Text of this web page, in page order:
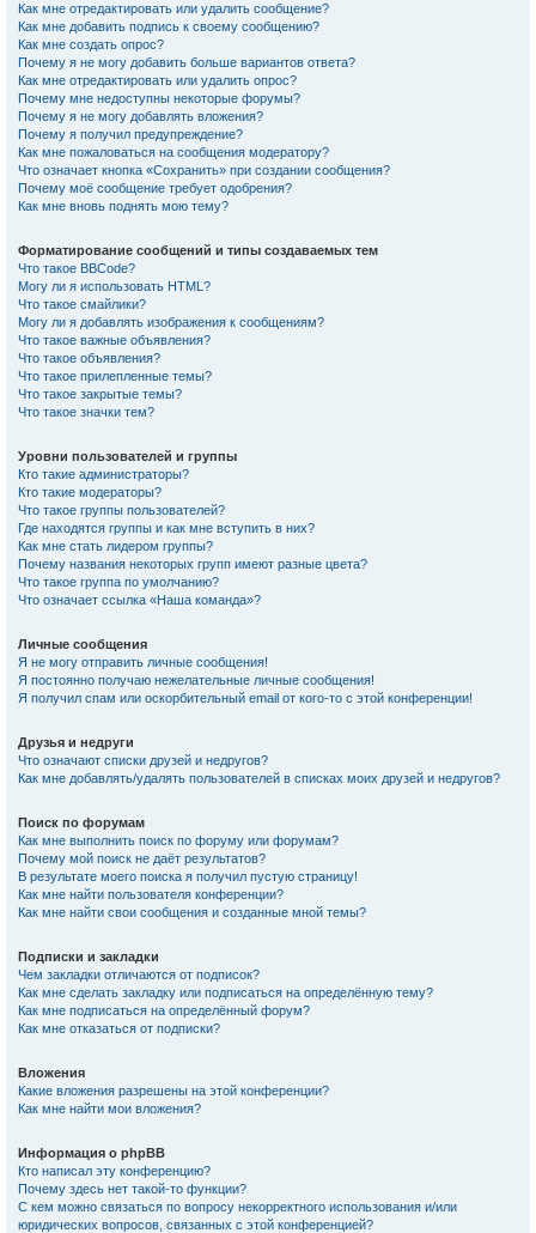
Как мне отредактировать или удалить сообщение?
Как мне добавить подпись к своему сообщению?
Как мне создать опрос?
Почему я не могу добавить больше вариантов ответа?
Как мне отредактировать или удалить опрос?
Почему мне недоступны некоторые форумы?
Почему я не могу добавлять вложения?
Почему я получил предупреждение?
Как мне пожаловаться на сообщения модератору?
Что означает кнопка «Сохранить» при создании сообщения?
Почему моё сообщение требует одобрения?
Как мне вновь поднять мою тему?
Форматирование сообщений и типы создаваемых тем
Что такое BBCode?
Могу ли я использовать HTML?
Что такое смайлики?
Могу ли я добавлять изображения к сообщениям?
Что такое важные объявления?
Что такое объявления?
Что такое прилепленные темы?
Что такое закрытые темы?
Что такое значки тем?
Уровни пользователей и группы
Кто такие администраторы?
Кто такие модераторы?
Что такое группы пользователей?
Где находятся группы и как мне вступить в них?
Как мне стать лидером группы?
Почему названия некоторых групп имеют разные цвета?
Что такое группа по умолчанию?
Что означает ссылка «Наша команда»?
Личные сообщения
Я не могу отправить личные сообщения!
Я постоянно получаю нежелательные личные сообщения!
Я получил спам или оскорбительный email от кого-то с этой конференции!
Друзья и недруги
Что означают списки друзей и недругов?
Как мне добавлять/удалять пользователей в списках моих друзей и недругов?
Поиск по форумам
Как мне выполнить поиск по форуму или форумам?
Почему мой поиск не даёт результатов?
В результате моего поиска я получил пустую страницу!
Как мне найти пользователя конференции?
Как мне найти свои сообщения и созданные мной темы?
Подписки и закладки
Чем закладки отличаются от подписок?
Как мне сделать закладку или подписаться на определённую тему?
Как мне подписаться на определённый форум?
Как мне отказаться от подписки?
Вложения
Какие вложения разрешены на этой конференции?
Как мне найти мои вложения?
Информация о phpBB
Кто написал эту конференцию?
Почему здесь нет такой-то функции?
С кем можно связаться по вопросу некорректного использования и/или
юридических вопросов, связанных с этой конференцией?